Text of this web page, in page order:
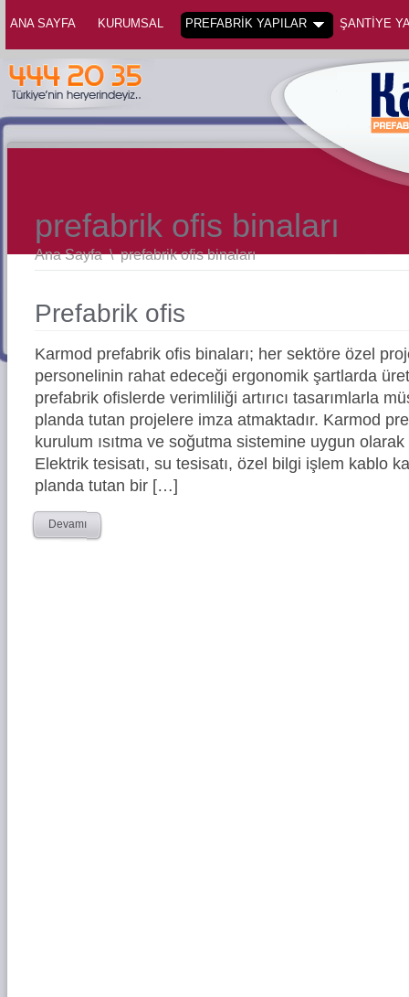
ANA SAYFA KURUMSAL PREFABRİK YAPILAR ŞANTİYE
prefabrik ofis binaları
Ana Sayfa \prefabrik ofis binaları
Prefabrik ofis
Karmod prefabrik ofis binaları; her sektöre özel
personelinin rahat edeceği ergonomik şartlarda
prefabrik ofislerde verimliliği artırıcı tasarımlarla
planda tutan projelere imza atmaktadır. Karmod
kurulum ısıtma ve soğutma sistemine uygun
Elektrik tesisatı, su tesisatı, özel bilgi işlem kablo
planda tutan bir […]
Devamı